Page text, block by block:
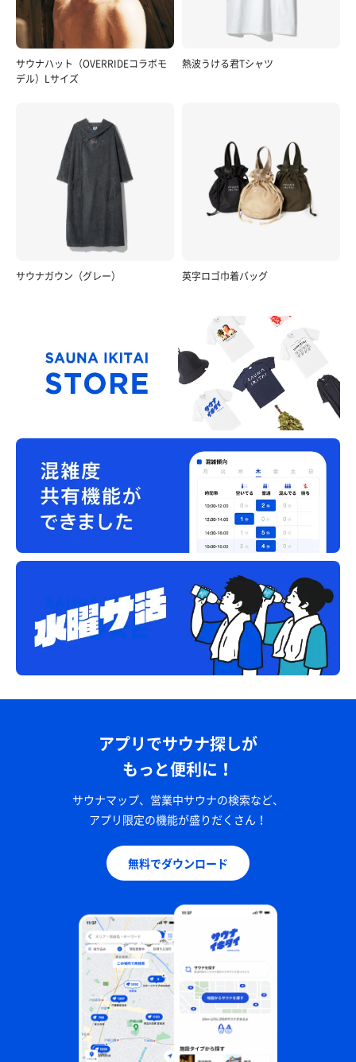
おいしい！他のおつまみもおいしかった！
サウナハット（OVERRIDEコラボモ
デル）Lサイズ
熱波うける君Tシャツ
サウナガウン（グレー） 英字ロゴ巾着バッグ
アプリでサウナ探しが
もっと便利に！
サウナマップ、営業中サウナの検索など、
アプリ限定の機能が盛りだくさん！
無料でダウンロード